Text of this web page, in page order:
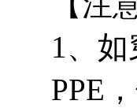
1、
PPE